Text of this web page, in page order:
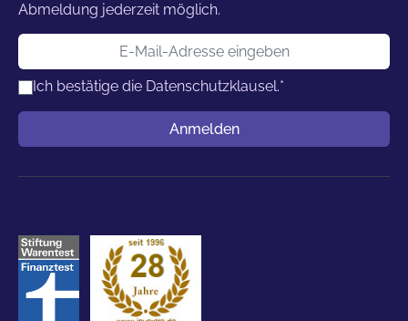
Abmeldung jederzeit möglich.
E-Mail-Adresse
Ich bestätige die Datenschutzklausel.*
Anmelden